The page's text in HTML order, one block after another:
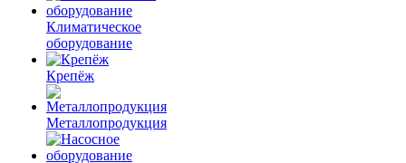
Климатическое
оборудование
Крепёж
Металлопродукция